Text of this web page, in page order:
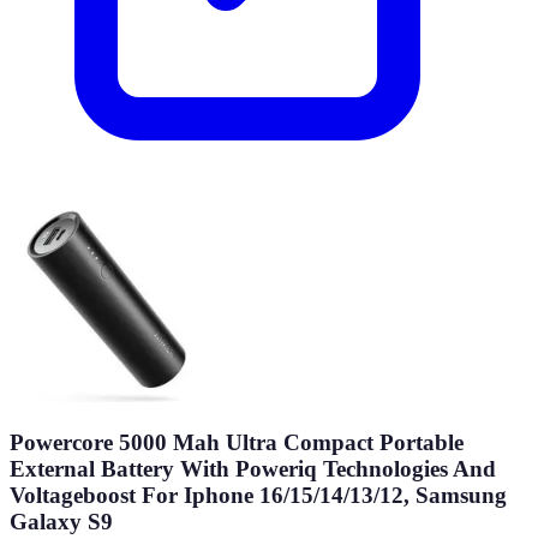
Powercore 5000 Mah Ultra Compact Portable
External Battery With Poweriq Technologies And
Voltageboost For Iphone 16/15/14/13/12, Samsung
Galaxy S9